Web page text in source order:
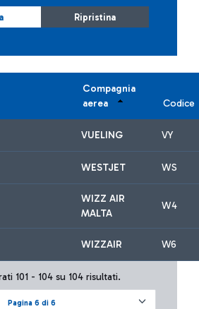
Ripristina
Compagnia
aerea
Codice
VUELING VY
WESTJET WS
WIZZ AIR
MALTA
W4
WIZZAIR W6
Pagina 6 di 6
101 - 104 su 104 risultati.